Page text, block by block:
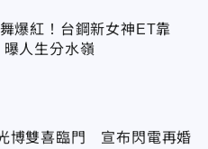
爆紅！台鋼新女神ET靠
人生分水嶺
博雙喜臨門 宣布閃電再婚